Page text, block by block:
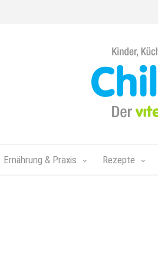
Chillzeit - Der vitesca-Blog
Ernährung & Praxis Rezepte